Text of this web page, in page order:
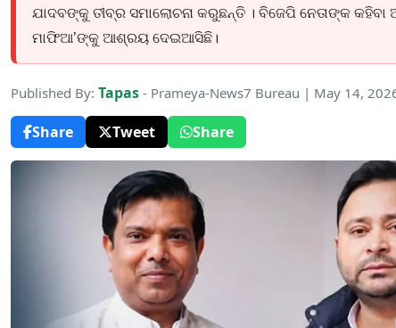
ଯାଦବଙ୍କୁ ତୀବ୍ର ସମାଲୋଚନା କରୁଛନ୍ତି । ବିଜେପି ନେତାଙ୍କ କହିବା
ମାଫିଆ’ଙ୍କୁ ଆଶ୍ରୟ ଦେଇଆସିଛି।
Published By: Tapas - Prameya-News7 Bureau | May 14,
Share
Tweet Share